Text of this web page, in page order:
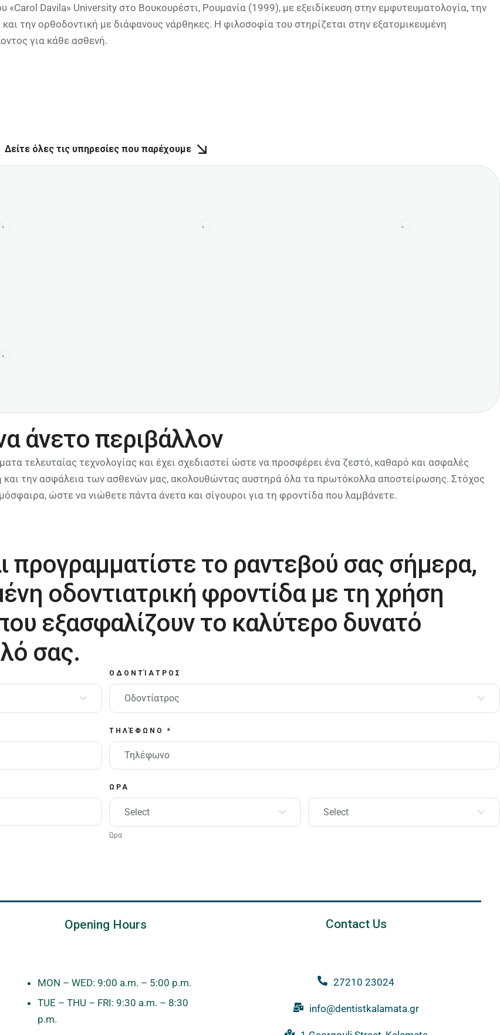
Davila» University στο Βουκουρέστι, Ρουμανία (1999), με εξειδίκευση στην εμφυτευματολογία, την
την ορθοδοντική με διάφανους νάρθηκες. Η φιλοσοφία του στηρίζεται στην εξατομικευμένη
για κάθε ασθενή.
Δείτε όλες τις υπηρεσίες που παρέχουμε
άνετο περιβάλλον
τελευταίας τεχνολογίας και έχει σχεδιαστεί ώστε να προσφέρει ένα ζεστό, καθαρό και ασφαλές
και την ασφάλεια των ασθενών μας, ακολουθώντας αυστηρά όλα τα πρωτόκολλα αποστείρωσης. Στόχος
ώστε να νιώθετε πάντα άνετα και σίγουροι για τη φροντίδα που λαμβάνετε.
προγραμματίστε το ραντεβού σας σήμερα,
οδοντιατρική φροντίδα με τη χρήση
εξασφαλίζουν το καλύτερο δυνατό
σας.
ΟΔΟΝΤΊΑΤΡΟΣ
Οδοντίατρος
ΤΗΛΈΦΩΝΟ *
ΩΡΑ
Select Select
Ώρα
Opening Hours
MON – WED: 9:00 a.m. – 5:00 p.m.
TUE – THU – FRI: 9:30 a.m. – 8:30
p.m.
Contact Us
27210 23024
info@dentistkalamata.gr